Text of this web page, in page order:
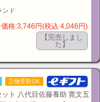
ンド
価格:3,746円(税込 4,046円)
【完売しまし
た】
店舗受取OK
ト 八代目佐藤養助 寛文五